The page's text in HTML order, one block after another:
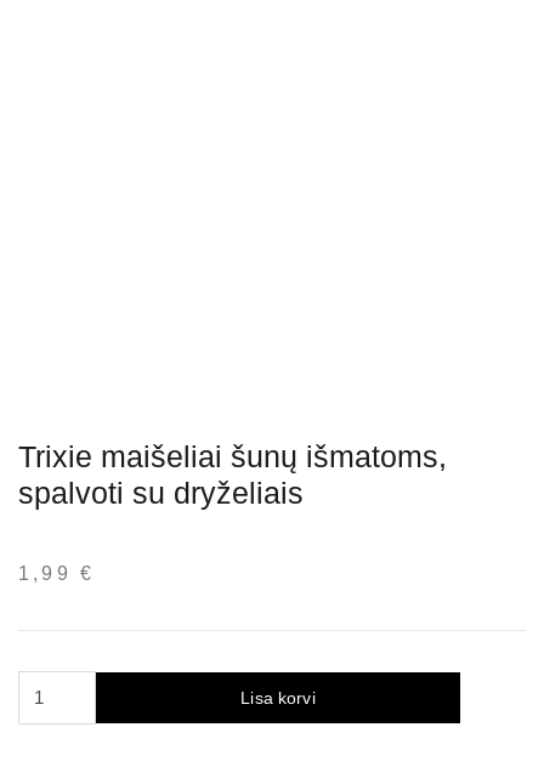
Trixie maišeliai šunų išmatoms,
spalvoti su dryželiais
1,99 €
Lisa korvi